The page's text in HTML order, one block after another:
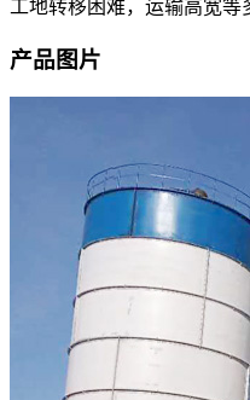
工地转移困难，运输高宽等
产品图片